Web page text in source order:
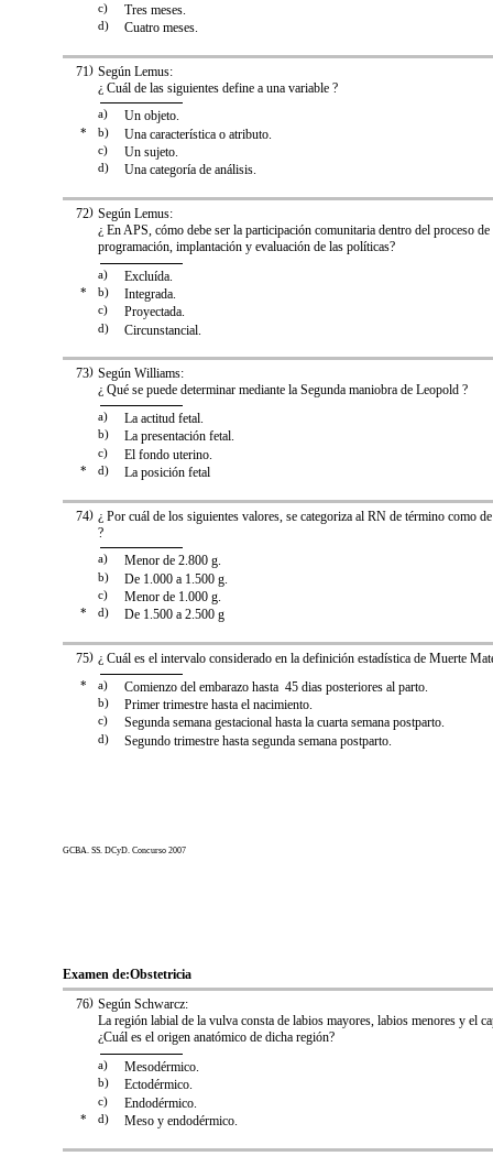
c) Tres meses.
d) Cuatro meses.
)
71 Según Lemus:
¿ Cuál de las siguientes define a una variable ?
a) Un objeto.
* b) Una característica o atributo.
c) Un sujeto.
d) Una categoría de análisis.
)
72 Según Lemus:
¿ En APS, cómo debe ser la participación comunitaria dentro del proceso
programación, implantación y evaluación de las políticas?
a) Excluída.
* b) Integrada.
c) Proyectada.
d) Circunstancial.
)
73 Según Williams:
¿ Qué se puede determinar mediante la Segunda maniobra de Leopold ?
a) La actitud fetal.
b) La presentación fetal.
c) El fondo uterino.
* d) La posición fetal
)
74 ¿ Por cuál de los siguientes valores, se categoriza al RN de término como
?
a) Menor de 2.800 g.
b) De 1.000 a 1.500 g.
c) Menor de 1.000 g.
* d) De 1.500 a 2.500 g
)
75 ¿ Cuál es el intervalo considerado en la definición estadística de Muerte
* a) Comienzo del embarazo hasta 45 dias posteriores al parto.
b) Primer trimestre hasta el nacimiento.
c) Segunda semana gestacional hasta la cuarta semana postparto.
d) Segundo trimestre hasta segunda semana postparto.
GCBA. SS. DCyD. Concurso 2007
Examen de:Obstetricia
)
76 Según Schwarcz:
La región labial de la vulva consta de labios mayores, labios menores y el
¿Cuál es el origen anatómico de dicha región?
a) Mesodérmico.
b) Ectodérmico.
c) Endodérmico.
* d) Meso y endodérmico.